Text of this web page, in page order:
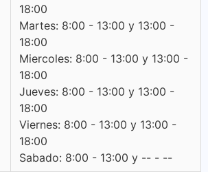
18:00
Martes: 8:00 - 13:00 y 13:00 -
18:00
Miercoles: 8:00 - 13:00 y 13:00 -
18:00
Jueves: 8:00 - 13:00 y 13:00 -
18:00
Viernes: 8:00 - 13:00 y 13:00 -
18:00
Sabado: 8:00 - 13:00 y -- - --